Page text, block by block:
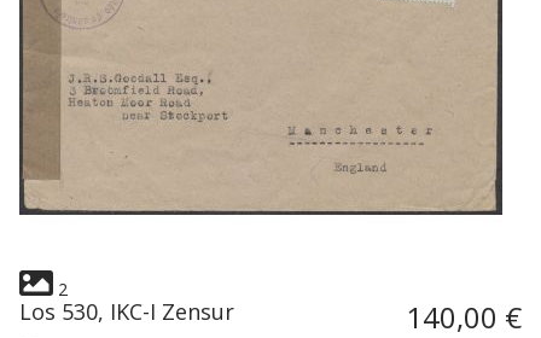
2
Los 530, IKC-I Zensur 140,00 €